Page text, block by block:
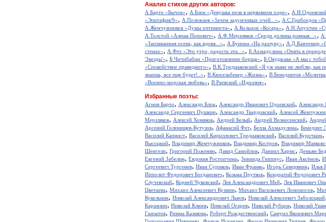
Анализ стихов других авторов:
А.Барто «Бычок», А.Блок «Девушка пела в церковном хоре»,
«Эпитафия/9», А.Полежаев «Зачем задумчивых очей...», А.С.Грибоедов
А.Жемчужников «Думы оптимиста», А.Кольцов «Косарь», А.Н.Апухтин
А.Толстой «Алеша Попович», А.Ф.Мерзляков «Среди долины ровныя...»,
«Заплаканная осень, как вдова...», А.Бунина «На разлуку», А.Д.Кантемир
стенах», А.Фет «Это утро, радость эта...», Б.Ахмадулина «Опять в
'Звезды'», Б.Чичибабин «Приготовление борща», Б.Окуджава «А мы с
«Спокойствие праведного», В.К.Тредиаковский «Я уж ныне не люблю, как
знаешь, все еще будет!..», В.Кюхельбекер «Жизнь», В.Бенедиктов
«Военно-морская любовь», В.Раевский «Идиллия»,
Избранные поэты:
Агния Барто, Александр Блок, Александр Иванович Одоевский, Александр
Александр Сергеевич Пушкин, Александр Твардовский, Алексей
Мерзляков, Алексей Хомяков, Андрей Белый, Андрей Вознесенский,
Арсений Голенищев-Кутузов, Афанасий Фет, Белла Ахмадулина, Бенедикт
Василий Капнист, Василий Кириллович Тредиаковский, Василий Курочкин,
Высоцкий, Владимир Жемчужников, Владимир Костров, Владимир
Шенгели, Григорий Поженян, Давид Самойлов, Даниил Хармс, Демьян
Евгений Забелин, Евдокия Ростопчина, Зинаида Гиппиус, Иван Аксёнов,
Сергеевич Тургенев, Иван Суриков, Иван Франко, Игорь Северянин, Илья
Ипполит Федорович Богданович, Козьма Прутков, Кондратий Федорович
Случевский, Корней Чуковский, Лев Александрович Мей, Лев Иванович
Цветаева, Михаил Алексеевич Кузмин, Михаил Васильевич Ломоносов,
Кукольник, Николай Александрович Львов, Николай Алексеевич Заболоцкий,
Карамзин, Николай Клюев, Николай Огарев, Николай Рубцов, Николай
Гамзатов, Римма Казакова, Роберт Рождественский, Самуил Яковлевич